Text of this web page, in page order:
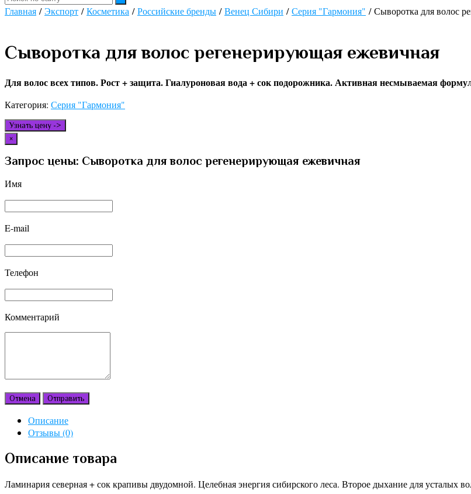
Главная /Экспорт /Косметика /Российские бренды /Венец Сибири /Серия "Гармония" / Сыворотка для волос
Сыворотка для волос регенерирующая ежевичная
Для волос всех типов. Рост + защита. Гиалуроновая вода + сок подорожника. Активная несмываемая
Категория: Серия "Гармония"
Узнать цену ->
×
Запрос цены: Сыворотка для волос регенерирующая ежевичная
Имя
E-mail
Телефон
Комментарий
Отмена Отправить
Описание
Отзывы (0)
Описание товара
Ламинария северная + сок крапивы двудомной. Целебная энергия сибирского леса. Второе дыхание для усталых